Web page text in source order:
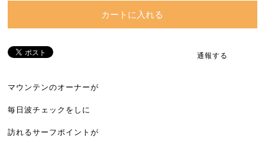
カートに入れる
通報する
マウンテンのオーナーが
毎日波チェックをしに
訪れるサーフポイントが